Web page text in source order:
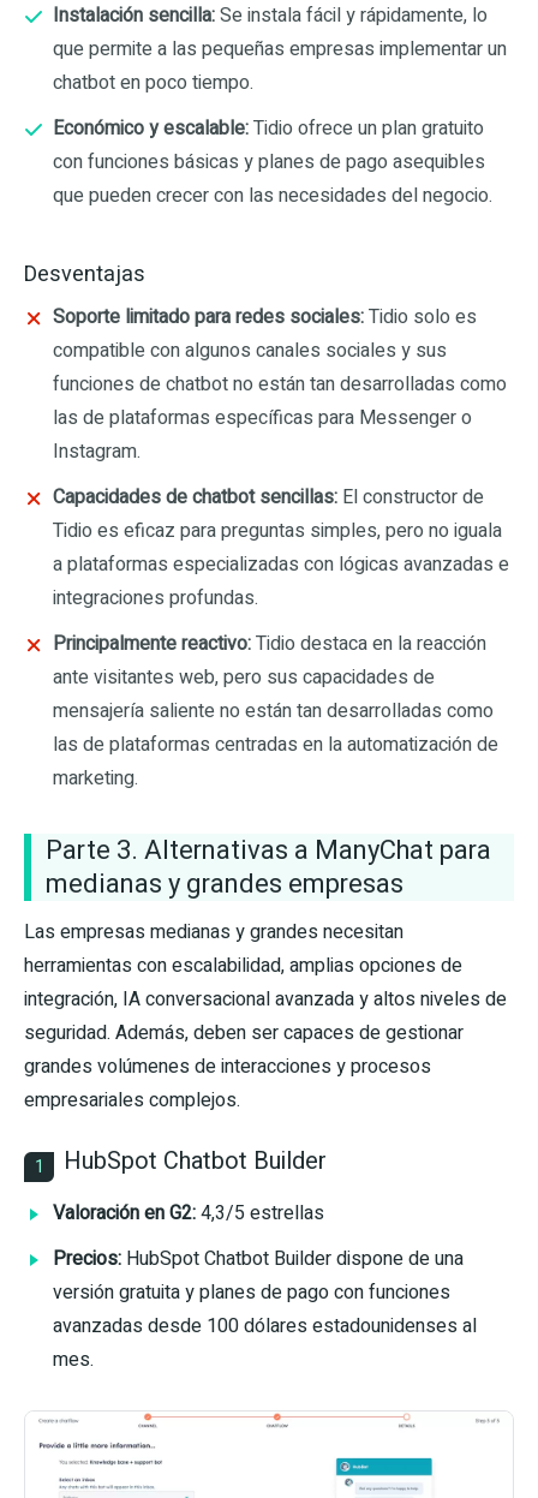
Instalación sencilla:Se instala fácil y rápidamente, lo
que permite a las pequeñas empresas implementar un
chatbot en poco tiempo.
Económico y escalable:Tidio ofrece un plan gratuito
con funciones básicas y planes de pago asequibles
que pueden crecer con las necesidades del negocio.
Desventajas
Soporte limitado para redes sociales:Tidio solo es
compatible con algunos canales sociales y sus
funciones de chatbot no están tan desarrolladas como
las de plataformas específicas para Messenger o
Instagram.
Capacidades de chatbot sencillas: El constructor de
Tidio es eficaz para preguntas simples, pero no iguala
a plataformas especializadas con lógicas avanzadas e
integraciones profundas.
Principalmente reactivo:Tidio destaca en la reacción
ante visitantes web, pero sus capacidades de
mensajería saliente no están tan desarrolladas como
las de plataformas centradas en la automatización de
marketing.
Parte 3. Alternativas a ManyChat para
medianas y grandes empresas
Las empresas medianas y grandes necesitan
herramientas con escalabilidad, amplias opciones de
integración, IA conversacional avanzada y altos niveles de
seguridad. Además, deben ser capaces de gestionar
grandes volúmenes de interacciones y procesos
empresariales complejos.
1 HubSpot Chatbot Builder
Valoración en G2:4,3/5 estrellas
Precios: HubSpot Chatbot Builder dispone de una
versión gratuita y planes de pago con funciones
avanzadas desde 100 dólares estadounidenses al
mes.